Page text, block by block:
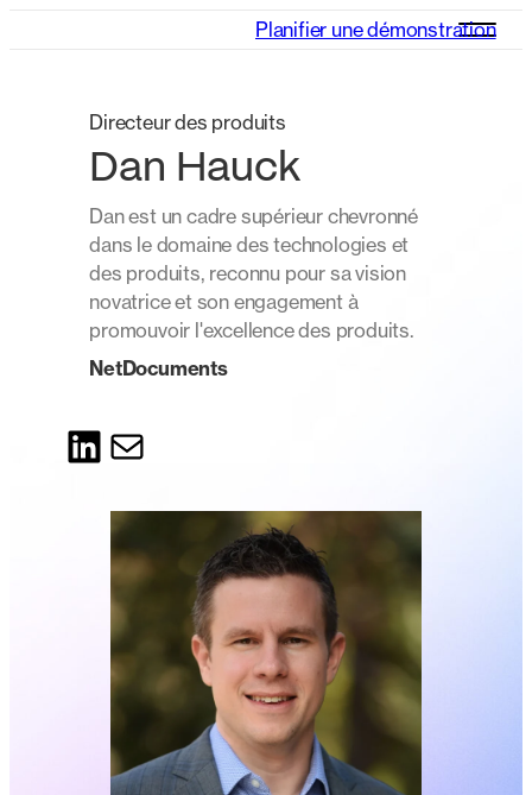
Planifier une démonstration
Directeur des produits
Dan Hauck
Dan est un cadre supérieur chevronné
dans le domaine des technologies et
des produits, reconnu pour sa vision
novatrice et son engagement à
promouvoir l'excellence des produits.
NetDocuments
LinkedIn Courrier